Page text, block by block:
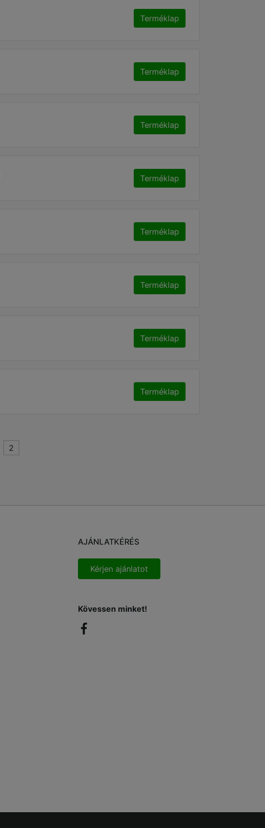
Terméklap
Terméklap
Terméklap
Terméklap
Terméklap
Terméklap
Terméklap
Terméklap
2
AJÁNLATKÉRÉS
Kérjen ajánlatot
Kövessen minket!